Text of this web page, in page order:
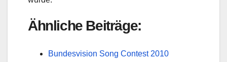
Ähnliche Beiträge:
Bundesvision Song Contest 2010